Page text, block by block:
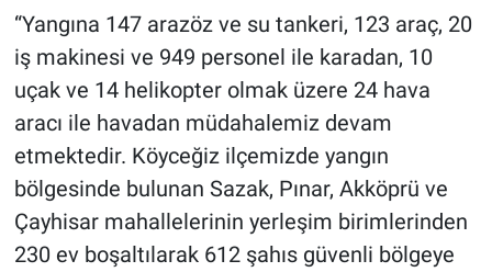
“Yangına 147 arazöz ve su tankeri, 123 araç, 20
iş makinesi ve 949 personel ile karadan, 10
uçak ve 14 helikopter olmak üzere 24 hava
aracı ile havadan müdahalemiz devam
etmektedir. Köyceğiz ilçemizde yangın
bölgesinde bulunan Sazak, Pınar, Akköprü ve
Çayhisar mahallelerinin yerleşim birimlerinden
230 ev boşaltılarak 612 şahıs güvenli bölgeye